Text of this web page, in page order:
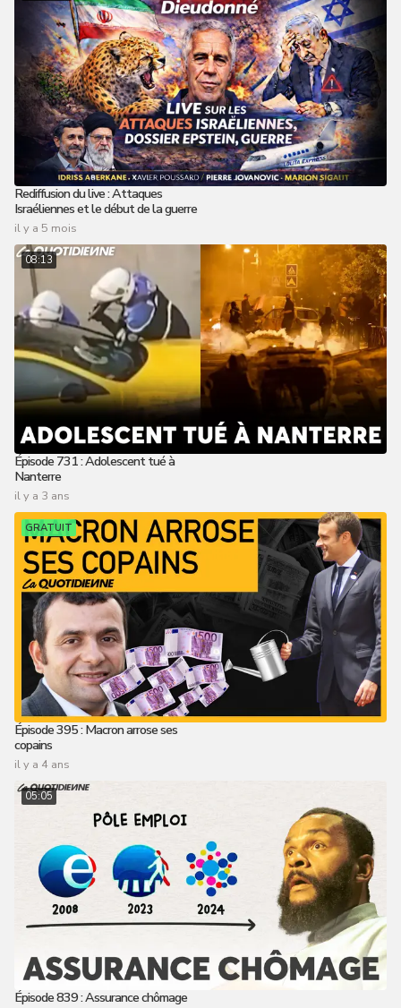
Rediffusion du live : Attaques
Israéliennes et le début de la guerre
il y a 5 mois
08:13
Épisode 731 : Adolescent tué à
Nanterre
il y a 3 ans
GRATUIT
Épisode 395 : Macron arrose ses
copains
il y a 4 ans
05:05
Épisode 839 : Assurance chômage